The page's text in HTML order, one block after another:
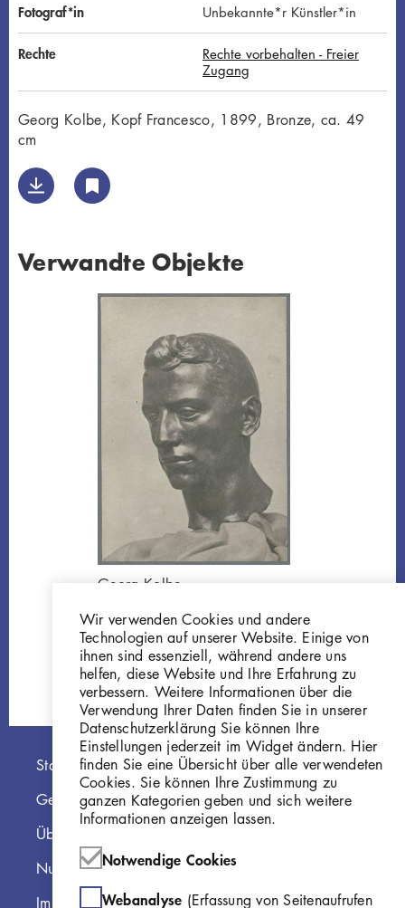
Fotograf*in Unbekannte*r Künstler*in
Rechte
Rechte vorbehalten - Freier
Zugang
Georg Kolbe, Kopf Francesco, 1899, Bronze, ca. 49
cm
Verwandte Objekte
Georg Kolbe
Bronze
GKFo-0003_001
Hauptnavigation
Startseite
Georg Kolbe Museum
Über die Online Sammlung
Nutzungshinweise
Impressum
Wir verwenden Cookies und andere
Technologien auf unserer Website. Einige von
ihnen sind essenziell, während andere uns
helfen, diese Website und Ihre Erfahrung zu
verbessern. Weitere Informationen über die
Verwendung Ihrer Daten finden Sie in unserer
Datenschutzerklärung Sie können Ihre
Einstellungen jederzeit im Widget ändern. Hier
finden Sie eine Übersicht über alle verwendeten
Cookies. Sie können Ihre Zustimmung zu
ganzen Kategorien geben und sich weitere
Informationen anzeigen lassen.
Notwendige Cookies
Webanalyse (Erfassung von Seitenaufrufen